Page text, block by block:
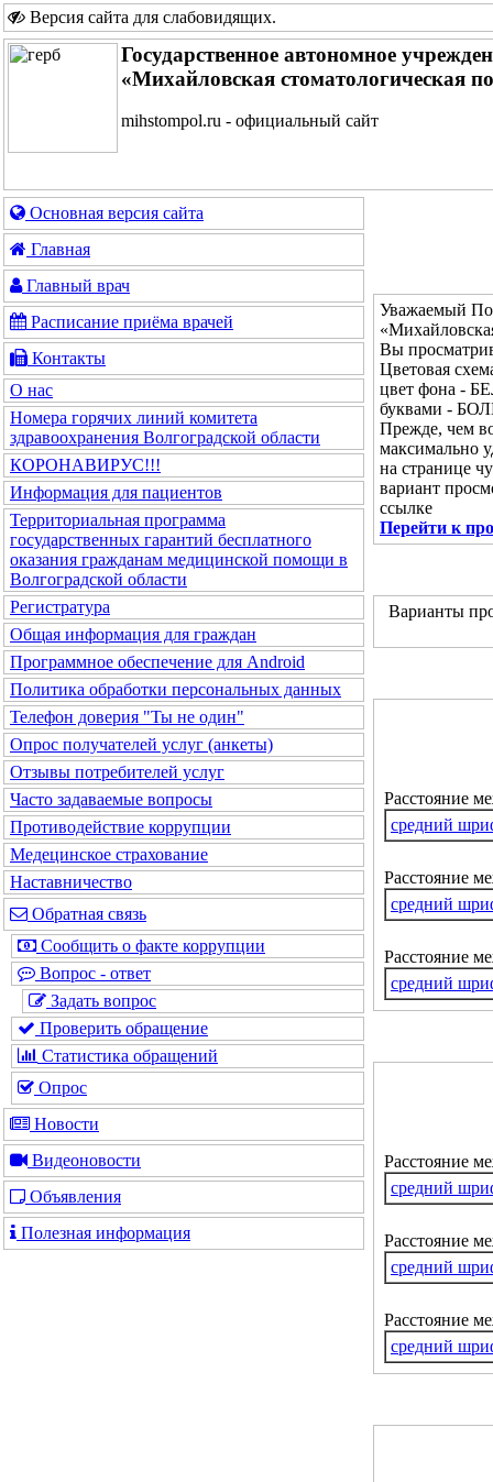
Версия сайта для слабовидящих.
Государственное автономное
«Михайловская стоматологическая
mihstompol.ru - официальный сайт
Основная версия сайта
Главная
Главный врач
Расписание приёма врачей
Контакты
О нас
Номера горячих линий комитета
здравоохранения Волгоградской области
КОРОНАВИРУС!!!
Информация для пациентов
Территориальная программа
государственных гарантий бесплатного
оказания гражданам медицинской помощи в
Волгоградской области
Регистратура
Общая информация для граждан
Программное обеспечение для Android
Политика обработки персональных данных
Телефон доверия "Ты не один"
Опрос получателей услуг (анкеты)
Отзывы потребителей услуг
Часто задаваемые вопросы
Противодействие коррупции
Медецинское страхование
Наставничество
Обратная связь
Сообщить о факте коррупции
Вопрос - ответ
Задать вопрос
Проверить обращение
Статистика обращений
Опрос
Новости
Видеоновости
Объявления
Полезная информация
Уважаемый
Вы
Цветовая
цвет фона -
буквами -
Прежде, чем
максимально
на странице
вариант
ссылке
Перейти к
Варианты
Расстояние
средний
Расстояние
средний
Расстояние
средний
Расстояние
средний
Расстояние
средний
Расстояние
средний